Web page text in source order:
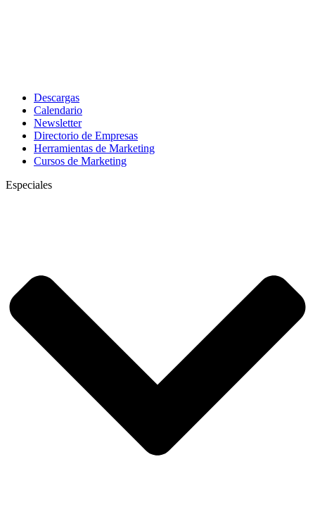
Descargas
Calendario
Newsletter
Directorio de Empresas
Herramientas de Marketing
Cursos de Marketing
Especiales